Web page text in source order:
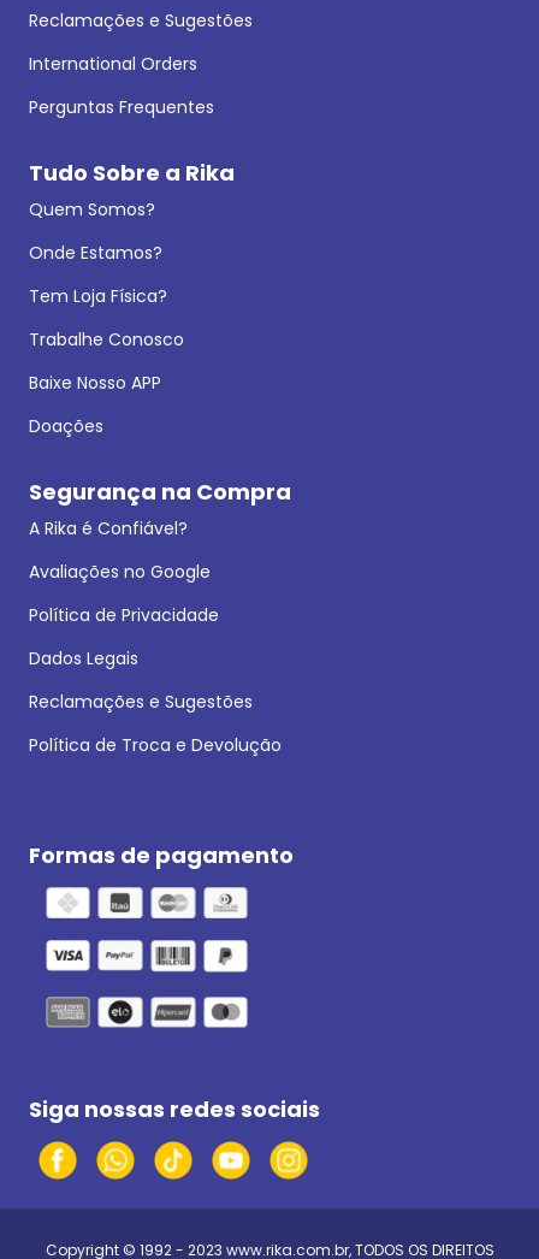
Reclamações e Sugestões
International Orders
Perguntas Frequentes
Tudo Sobre a Rika
Quem Somos?
Onde Estamos?
Tem Loja Física?
Trabalhe Conosco
Baixe Nosso APP
Doações
Segurança na Compra
A Rika é Confiável?
Avaliações no Google
Política de Privacidade
Dados Legais
Reclamações e Sugestões
Política de Troca e Devolução
Formas de pagamento
Siga nossas redes sociais
Copyright © 1992 - 2023 www.rika.com.br, TODOS OS DIREITOS